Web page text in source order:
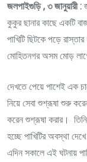
জলপাইগুড়ি , ৩ জানুয়ারী :
কুকুর ছানার কাছে একটি
পাখিটি ছিটকে পড়ে
মোহিতনগর অসম মোড়
দেখতে পেয়ে পাশেই এক
নিয়ে সেবা শুশ্রূষা শুরু
করেন শুশ্রূষা করার।
হচ্ছে পাখিটির অবস্থা
এদিন সকালে এই ঘটনায়